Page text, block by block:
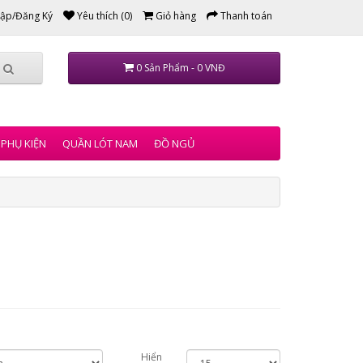
Đăng Ký Yêu thích (0) Giỏ hàng Thanh toán
0 Sản Phẩm - 0 VNĐ
PHỤ KIỆN QUẦN LÓT NAM ĐỒ NGỦ
Hiển